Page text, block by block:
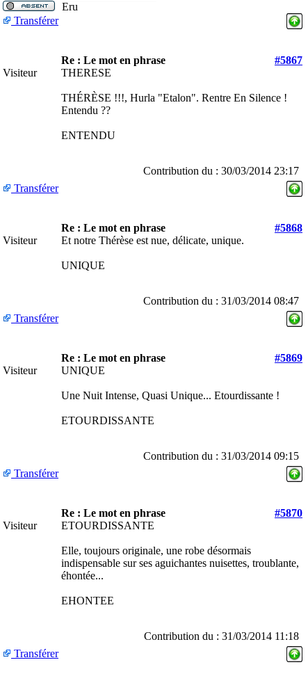
Eru
Transférer
Re : Le mot en phrase
#5867
Visiteur
THERESE
THÉRÈSE !!!, Hurla "Etalon". Rentre En Silence !
Entendu ??
ENTENDU
Contribution du : 30/03/2014 23:17
Transférer
Re : Le mot en phrase
#5868
Visiteur
Et notre Thérèse est nue, délicate, unique.
UNIQUE
Contribution du : 31/03/2014 08:47
Transférer
Re : Le mot en phrase
#5869
Visiteur
UNIQUE
Une Nuit Intense, Quasi Unique... Etourdissante !
ETOURDISSANTE
Contribution du : 31/03/2014 09:15
Transférer
Re : Le mot en phrase
#5870
Visiteur
ETOURDISSANTE
Elle, toujours originale, une robe désormais
indispensable sur ses aguichantes nuisettes, troublante,
éhontée...
EHONTEE
Contribution du : 31/03/2014 11:18
Transférer